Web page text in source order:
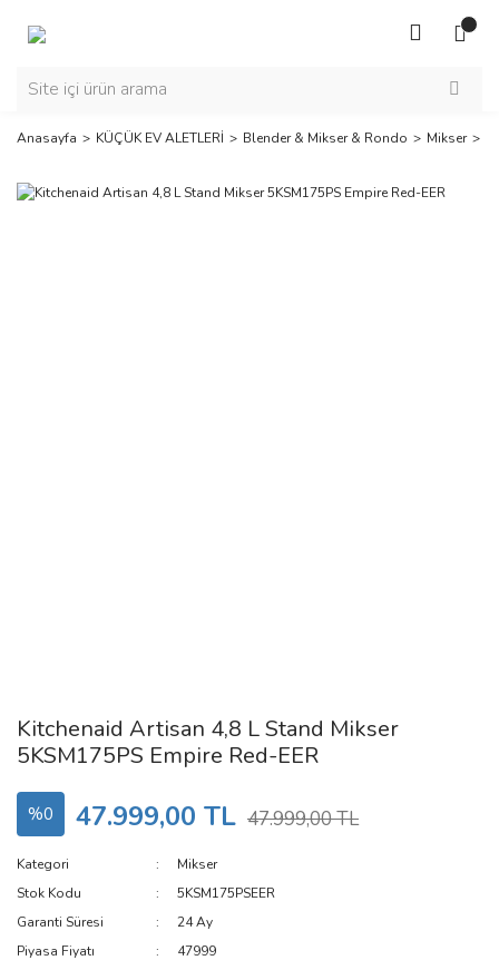
Anasayfa KÜÇÜK EV ALETLERİ Blender & Mikser & Rondo Mikser
Kitchenaid Artisan 4,8 L Stand Mikser
5KSM175PS Empire Red-EER
%0 47.999,00 TL 47.999,00 TL
Kategori
Mikser
Stok Kodu
5KSM175PSEER
Garanti Süresi
24 Ay
Piyasa Fiyatı
47999